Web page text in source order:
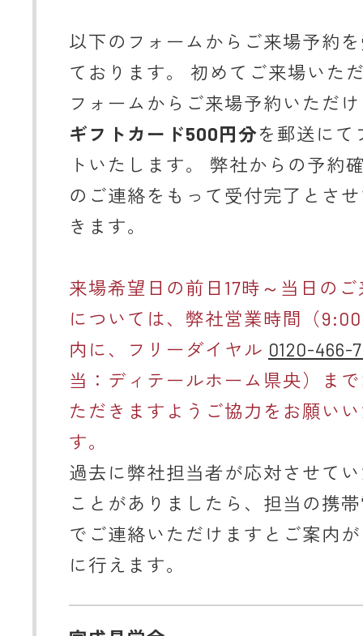
以下のフォームからご来場予約
ております。 初めてご来場いた
フォームからご来場予約いただ
ギフトカード500円分を郵送にて
トいたします。 弊社からの予約
のご連絡をもって受付完了とさ
きます。
来場希望日の前日17時～当日の
については、弊社営業時間（
内に、フリーダイヤル 0120-466-
当：ディテールホーム県央）ま
ただきますようご協力をお願い
す。
過去に弊社担当者が応対させて
ことがありましたら、担当の携
でご連絡いただけますとご案内
に行えます。